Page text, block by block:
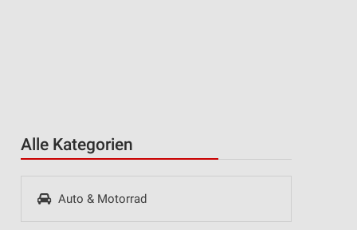
Alle Kategorien
Auto & Motorrad